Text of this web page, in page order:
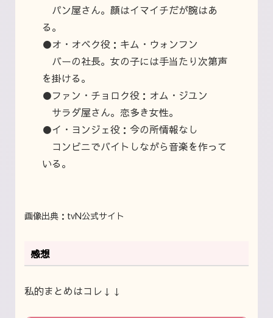
パン屋さん。顔はイマイチだが腕はあ
る。
●オ・オベク役：キム・ウォンフン
バーの社長。女の子には手当たり次第声
を掛ける。
●ファン・チョロク役：オム・ジユン
サラダ屋さん。恋多き女性。
●イ・ヨンジェ役： 今の所情報なし
コンビニでバイトしながら音楽を作って
いる。
画像出典：tvN公式サイト
感想
私的まとめはコレ↓↓